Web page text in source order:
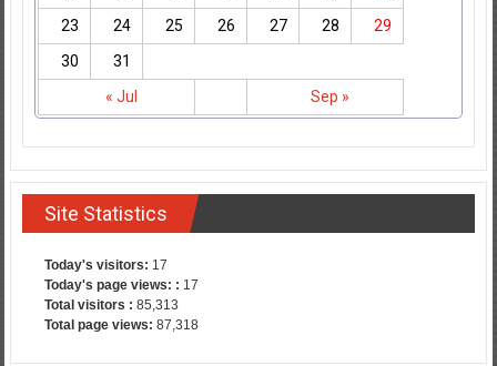
« Jul Sep »
23
24 25 26 27 28
29
30
31
Site Statistics
Today's visitors: 17
Today's page views: : 17
Total visitors : 85,313
Total page views: 87,318